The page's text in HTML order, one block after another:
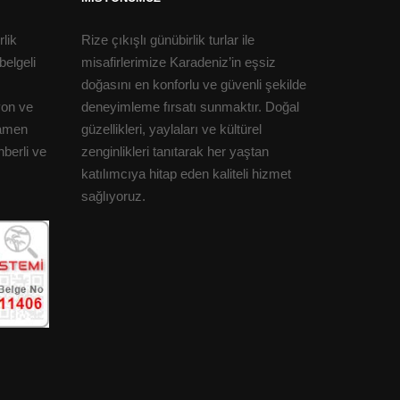
ve
ve
Rize çıkışlı günübirlik turlar ile
misafirlerimize Karadeniz’in eşsiz
doğasını en konforlu ve güvenli şekilde
deneyimleme fırsatı sunmaktır. Doğal
güzellikleri, yaylaları ve kültürel
zenginlikleri tanıtarak her yaştan
katılımcıya hitap eden kaliteli hizmet
sağlıyoruz.